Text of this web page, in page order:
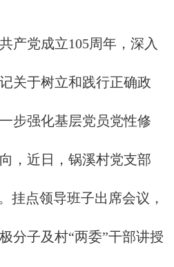
党成立105周年，深入
关于树立和践行正确政
步强化基层党员党性修
，近日，锅溪村党支部
挂点领导班子出席会议，
分子及村“两委”干部讲授